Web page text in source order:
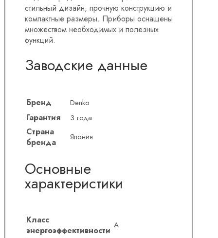
стильный дизайн, прочную конструкцию и
компактные размеры. Приборы оснащены
множеством необходимых и полезных
функций.
Заводские данные
Бренд Denko
Гарантия 3 года
Страна
бренда
Япония
Основные
характеристики
Класс
энергоэффективности А